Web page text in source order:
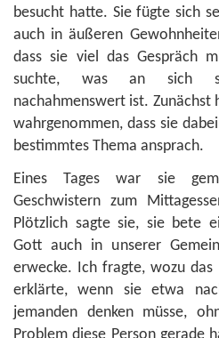
besucht hatte. Sie fügte sich
auch in äußeren
dass sie viel das Gespräch
suchte, was an sich
nachahmenswert ist. Zunächst
wahrgenommen, dass sie
bestimmtes Thema ansprach.
Eines Tages war sie
Geschwistern zum
Plötzlich sagte sie, sie bete
Gott auch in unserer
erwecke. Ich fragte, wozu das
erklärte, wenn sie etwa
jemanden denken müsse,